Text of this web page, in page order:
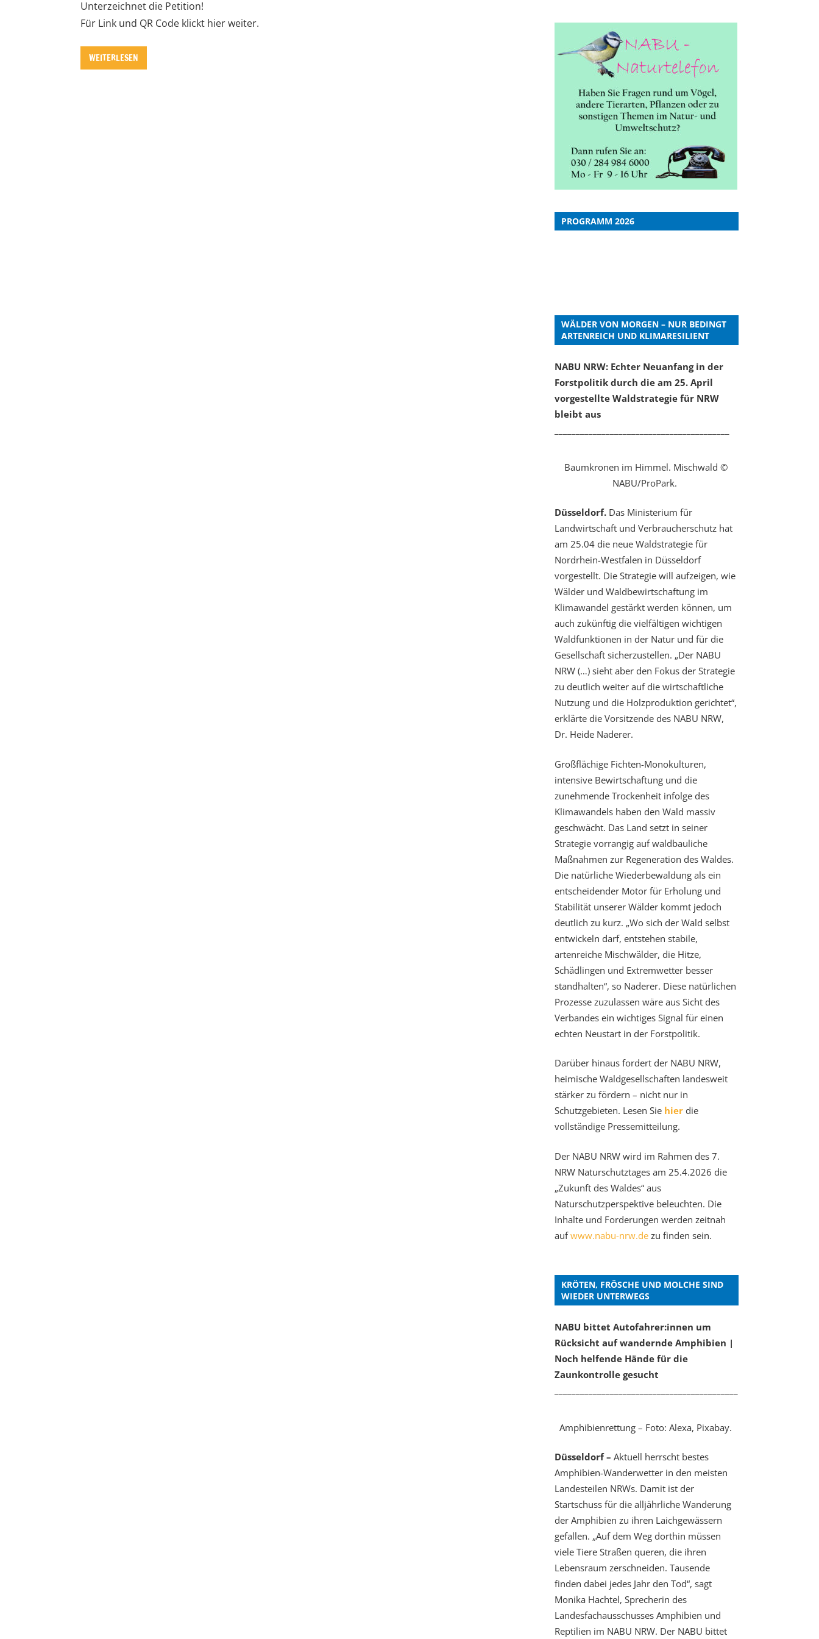
Unterzeichnet die Petition!
Für Link und QR Code klickt hier weiter.
WEITERLESEN
PROGRAMM 2026
WÄLDER VON MORGEN – NUR BEDINGT
ARTENREICH UND KLIMARESILIENT
NABU NRW: Echter Neuanfang in der
Forstpolitik durch die am 25. April
vorgestellte Waldstrategie für NRW
bleibt aus
Baumkronen im Himmel. Mischwald ©
NABU/ProPark.
Düsseldorf.Das Ministerium für
Landwirtschaft und Verbraucherschutz hat
am 25.04 die neue Waldstrategie für
Nordrhein-Westfalen in Düsseldorf
vorgestellt. Die Strategie will aufzeigen, wie
Wälder und Waldbewirtschaftung im
Klimawandel gestärkt werden können, um
auch zukünftig die vielfältigen wichtigen
Waldfunktionen in der Natur und für die
Gesellschaft sicherzustellen. „Der NABU
NRW (…) sieht aber den Fokus der Strategie
zu deutlich weiter auf die wirtschaftliche
Nutzung und die Holzproduktion gerichtet“,
erklärte die Vorsitzende des NABU NRW,
Dr. Heide Naderer.
Großflächige Fichten-Monokulturen,
intensive Bewirtschaftung und die
zunehmende Trockenheit infolge des
Klimawandels haben den Wald massiv
geschwächt. Das Land setzt in seiner
Strategie vorrangig auf waldbauliche
Maßnahmen zur Regeneration des Waldes.
Die natürliche Wiederbewaldung als ein
entscheidender Motor für Erholung und
Stabilität unserer Wälder kommt jedoch
deutlich zu kurz. „Wo sich der Wald selbst
entwickeln darf, entstehen stabile,
artenreiche Mischwälder, die Hitze,
Schädlingen und Extremwetter besser
standhalten“, so Naderer. Diese natürlichen
Prozesse zuzulassen wäre aus Sicht des
Verbandes ein wichtiges Signal für einen
echten Neustart in der Forstpolitik.
Darüber hinaus fordert der NABU NRW,
heimische Waldgesellschaften landesweit
stärker zu fördern – nicht nur in
Schutzgebieten. Lesen Sie hier die
vollständige Pressemitteilung.
Der NABU NRW wird im Rahmen des 7.
NRW Naturschutztages am 25.4.2026 die
„Zukunft des Waldes“ aus
Naturschutzperspektive beleuchten. Die
Inhalte und Forderungen werden zeitnah
aufwww.nabu-nrw.dezu finden sein.
KRÖTEN, FRÖSCHE UND MOLCHE SIND
WIEDER UNTERWEGS
NABU bittet Autofahrer:innen um
Rücksicht auf wandernde Amphibien |
Noch helfende Hände für die
Zaunkontrolle gesucht
Amphibienrettung – Foto: Alexa, Pixabay.
Düsseldorf – Aktuell herrscht bestes
Amphibien-Wanderwetter in den meisten
Landesteilen NRWs. Damit ist der
Startschuss für die alljährliche Wanderung
der Amphibien zu ihren Laichgewässern
gefallen. „Auf dem Weg dorthin müssen
viele Tiere Straßen queren, die ihren
Lebensraum zerschneiden. Tausende
finden dabei jedes Jahr den Tod“, sagt
Monika Hachtel, Sprecherin des
Landesfachausschusses Amphibien und
Reptilien im NABU NRW. Der NABU bittet